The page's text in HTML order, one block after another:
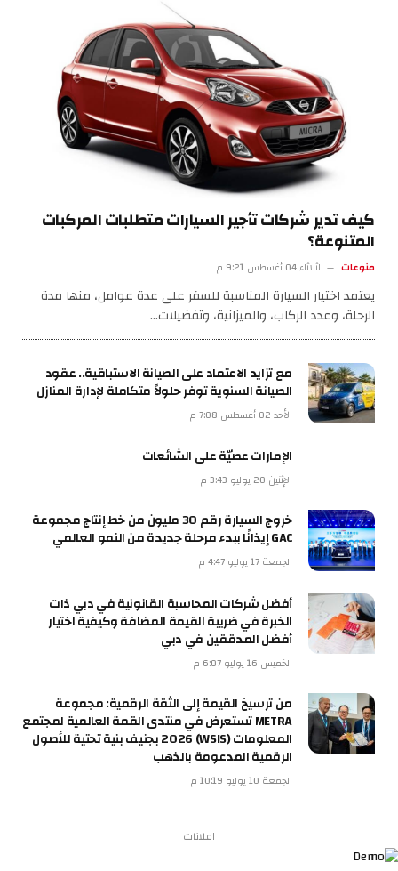
كيف تدير شركات تأجير السيارات متطلبات المركبات
المتنوعة؟
منوعات الثلاثاء 04 أغسطس 9:21 م
يعتمد اختيار السيارة المناسبة للسفر على عدة عوامل، منها مدة
الرحلة، وعدد الركاب، والميزانية، وتفضيلات…
مع تزايد الاعتماد على الصيانة الاستباقية.. عقود
الصيانة السنوية توفر حلولاً متكاملة لإدارة المنازل
الأحد 02 أغسطس 7:08 م
الإمارات عصيّة على الشائعات
الإثنين 20 يوليو 3:43 م
خروج السيارة رقم 30 مليون من خط إنتاج مجموعة
GAC إيذانًا ببدء مرحلة جديدة من النمو العالمي
الجمعة 17 يوليو 4:47 م
أفضل شركات المحاسبة القانونية في دبي ذات
الخبرة في ضريبة القيمة المضافة وكيفية اختيار
أفضل المدققين في دبي
الخميس 16 يوليو 6:07 م
من ترسيخ القيمة إلى الثقة الرقمية: مجموعة
METRA تستعرض في منتدى القمة العالمية لمجتمع
المعلومات (WSIS) 2026 بجنيف بنية تحتية للأصول
الرقمية المدعومة بالذهب
الجمعة 10 يوليو 10:19 م
اعلانات